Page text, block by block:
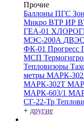
Прочие
Баллоны ПГС
Микро ВТР ИР
ГЕА-01
МЭС-200А
ФК-01 Прогресс
МСП
Тепловизоры
метры МАРК-
МАРК-302Т
МАРК-603/1
СГ-22-Тр
+ другие